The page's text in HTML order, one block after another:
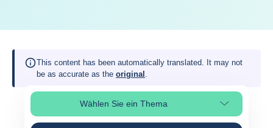
This content has been automatically translated. It may not
be as accurate as the original .
Wählen Sie ein ThemaSeitenabschnitt auswählen